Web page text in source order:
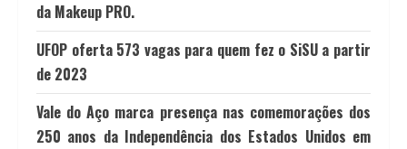
da Makeup PRO.
UFOP oferta 573 vagas para quem fez o SiSU a partir
de 2023
Vale do Aço marca presença nas comemorações dos
250 anos da Independência dos Estados Unidos em